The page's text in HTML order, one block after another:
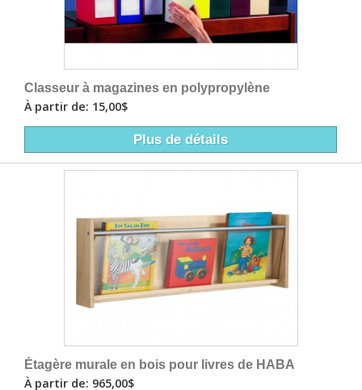
Classeur à magazines en polypropylène
À partir de: 15,00$
Plus de détails
Étagère murale en bois pour livres de HABA
À partir de: 965,00$